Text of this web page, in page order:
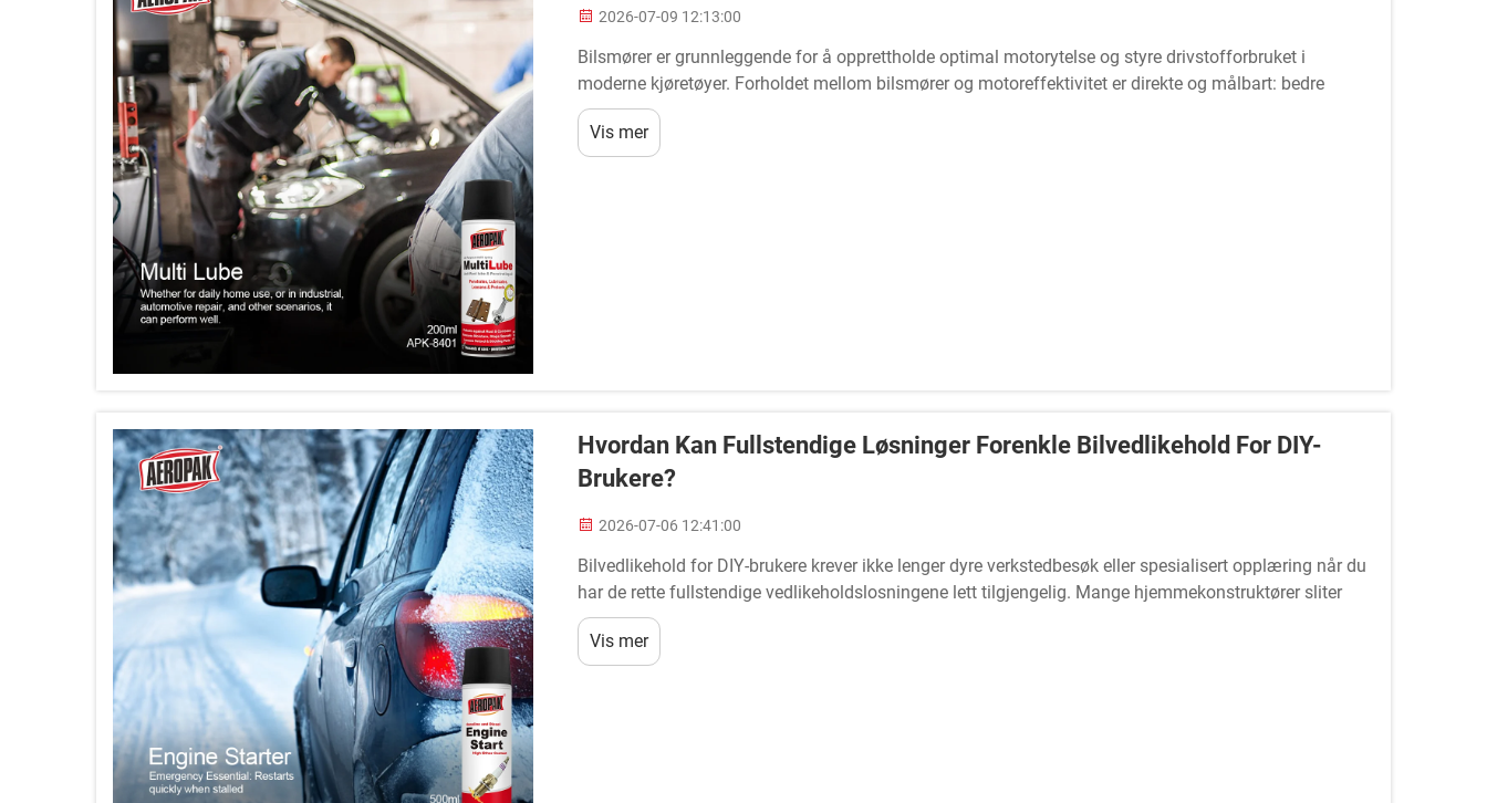
2026-07-09 12:13:00
Bilsmører er grunnleggende for å opprettholde optimal motorytelse og styre drivstofforbruket i
moderne kjøretøyer. Forholdet mellom bilsmører og motoreffektivitet er direkte og målbart: bedre
bilsmører reduserer intern...
Vis mer
Hvordan Kan Fullstendige Løsninger Forenkle Bilvedlikehold For DIY-
Brukere?
2026-07-06 12:41:00
Bilvedlikehold for DIY-brukere krever ikke lenger dyre verkstedbesøk eller spesialisert opplæring når du
har de rette fullstendige vedlikeholdslosningene lett tilgjengelig. Mange hjemmekonstruktører sliter
med kompleksiteten ved bilvedlikehold for DIY-brukere, ...
Vis mer